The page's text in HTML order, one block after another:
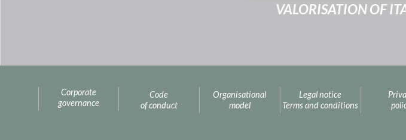
VALORISATION OF
Corporate
governance
Code
of conduct
Organisational
model
Legal notice
Terms and conditions